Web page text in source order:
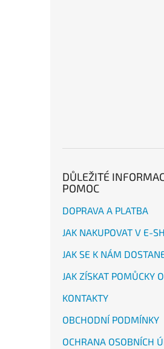
DŮLEŽITÉ
POMOC
DOPRAVA A PLATBA
JAK NAKUPOVAT V E-
JAK SE K NÁM
JAK ZÍSKAT POMŮCKY
KONTAKTY
OBCHODNÍ PODMÍNKY
OCHRANA OSOBNÍCH